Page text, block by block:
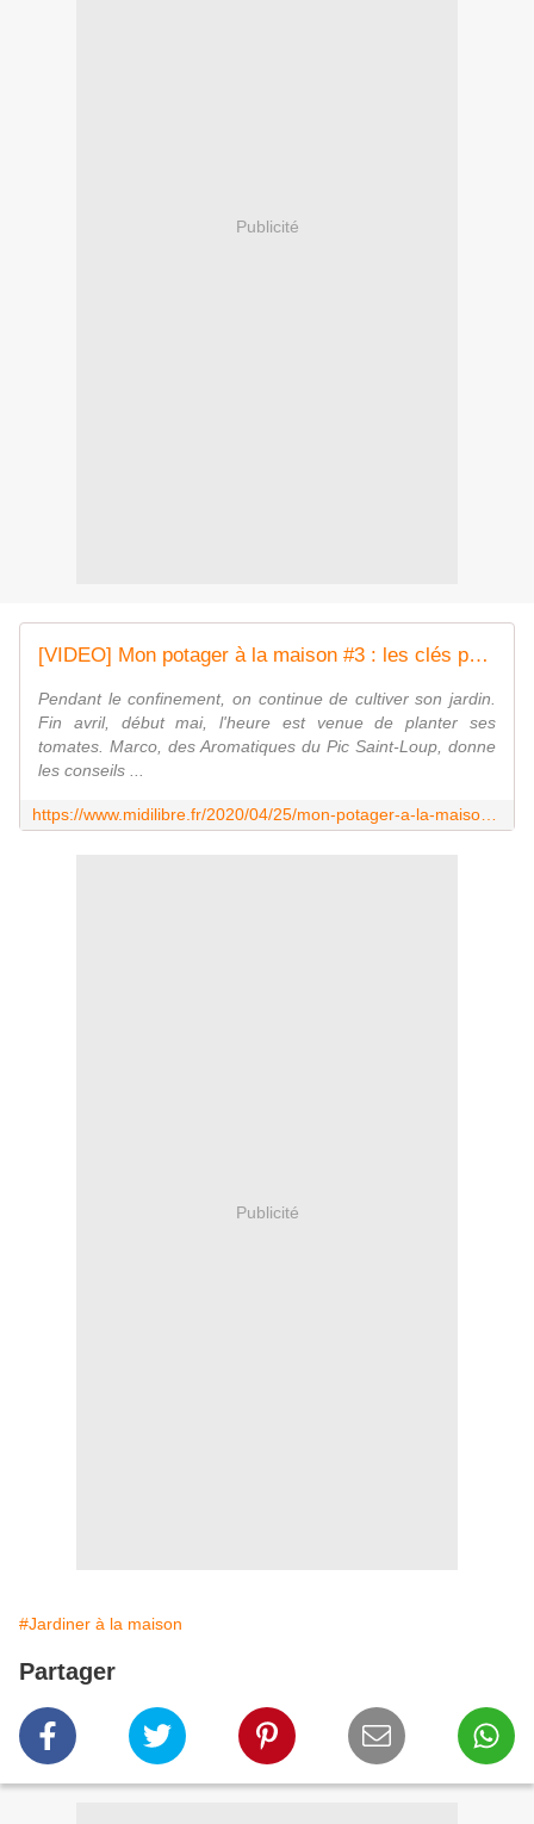
Publicité
[VIDEO] Mon potager à la maison #3 : les clés pour réussir ses plants de tomates
Pendant le confinement, on continue de cultiver son jardin.
Fin avril, début mai, l'heure est venue de planter ses
tomates. Marco, des Aromatiques du Pic Saint-Loup, donne
les conseils ...
Publicité
#Jardiner à la maison
Partager